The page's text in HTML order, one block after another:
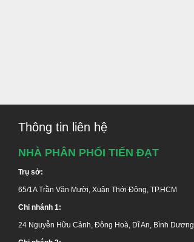
giá ưu đãi!
Thông tin liên hệ
NHÀ PHÂN PHỐI TIẾN ĐẠT
Trụ sở:
65/1A Trần Văn Mười, Xuân Thới Đông, TP.HCM
Chi nhánh 1:
24 Nguyễn Hữu Cảnh, Đông Hoà, Dĩ An, Bình Dương